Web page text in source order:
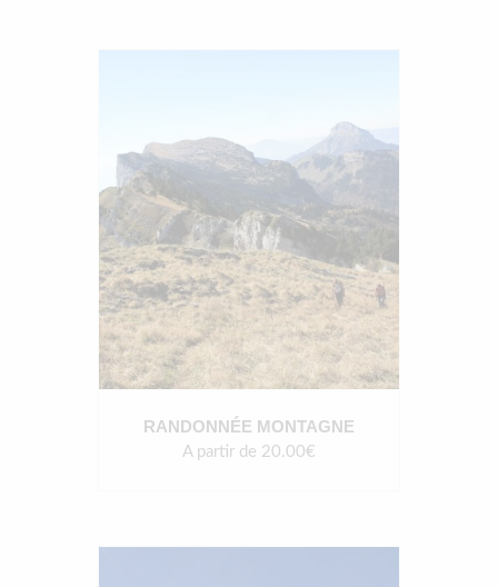
RANDONNÉE MONTAGNE
A partir de 20.00€